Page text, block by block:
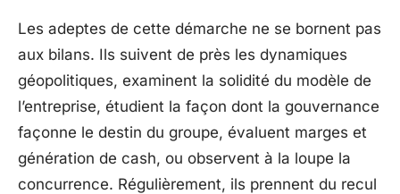
Les adeptes de cette démarche ne se bornent pas
aux bilans. Ils suivent de près les dynamiques
géopolitiques, examinent la solidité du modèle de
l’entreprise, étudient la façon dont la gouvernance
façonne le destin du groupe, évaluent marges et
génération de cash, ou observent à la loupe la
concurrence. Régulièrement, ils prennent du recul